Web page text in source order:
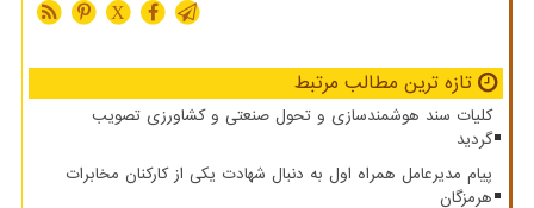
X
تازه ترین مطالب مرتبط
کلیات سند هوشمندسازی و تحول صنعتی و کشاورزی تصویب
گردید
پیام مدیرعامل همراه اول به دنبال شهادت یکی از کارکنان مخابرات
هرمزگان